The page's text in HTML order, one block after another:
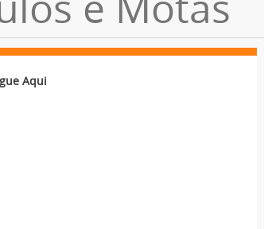
e Motas
Aqui